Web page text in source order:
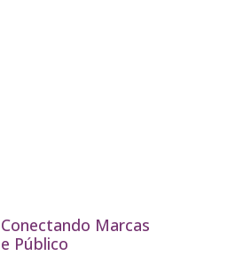
Conectando Marcas
e Público